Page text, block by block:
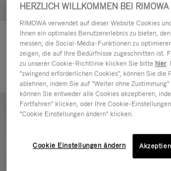
Groove - Leder Tasche mit
Reißverschluss
€420,00
Groove
Neuheit
HERZLICH WILLKOMMEN BEI RIMOWA
RIMOWA verwendet auf dieser Website Cookies
Ihnen ein optimales Benutzererlebnis zu bieten,
messen, die Social-Media-Funktionen zu
zeigen, die auf Ihre Bedürfnisse zugeschnitten ist.
zu unserer Cookie-Richtlinie klicken Sie bitte hier.
"zwingend erforderlichen Cookies", können Sie die
ablehnen, indem Sie auf "Weiter ohne
können Sie entweder alle Cookies akzeptieren,
Fortfahren" klicken, oder Ihre Cookie-
"Cookie Einstellungen ändern" klicken.
Cookie Einstellungen ändern